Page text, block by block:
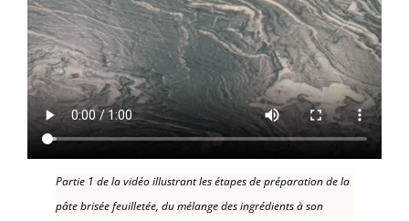
Partie 1 de la vidéo illustrant les étapes de préparation de la
pâte brisée feuilletée, du mélange des ingrédients à son